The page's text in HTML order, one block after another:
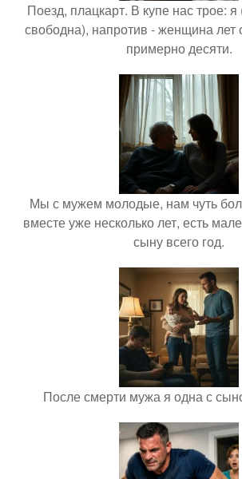
Поезд, плацкарт. В купе нас трое:
свободна), напротив - женщина лет
примерно десяти.
Мы с мужем молодые, нам чуть
вместе уже несколько лет, есть
сыну всего год.
После смерти мужа я одна с